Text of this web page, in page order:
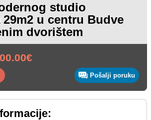
studio
29m2 u centru Budve
dvorištem
Pošalji poruku